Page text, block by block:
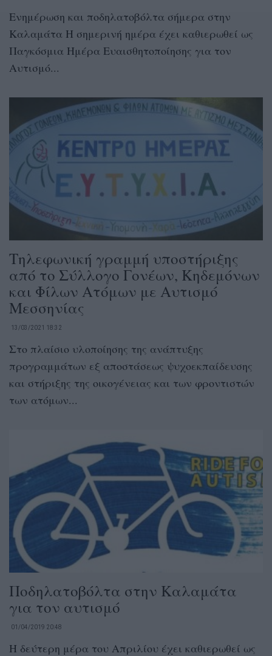
Ενημέρωση και ποδηλατοβόλτα σήμερα στην
Καλαμάτα Η σημερινή ημέρα έχει καθιερωθεί ως
Παγκόσμια Ημέρα Ευαισθητοποίησης για τον
Αυτισμό...
Τηλεφωνική γραμμή υποστήριξης
από το Σύλλογο Γονέων, Κηδεμόνων
και Φίλων Ατόμων με Αυτισμό
Μεσσηνίας
13/03/2021 18:32
Στο πλαίσιο υλοποίησης της ανάπτυξης
προγραμμάτων εξ αποστάσεως ψυχοεκπαίδευσης
και στήριξης της οικογένειας και των φροντιστών
των ατόμων...
Ποδηλατοβόλτα στην Καλαμάτα
για τον αυτισμό
01/04/2019 20:48
Η δεύτερη μέρα του Απριλίου έχει καθιερωθεί ως